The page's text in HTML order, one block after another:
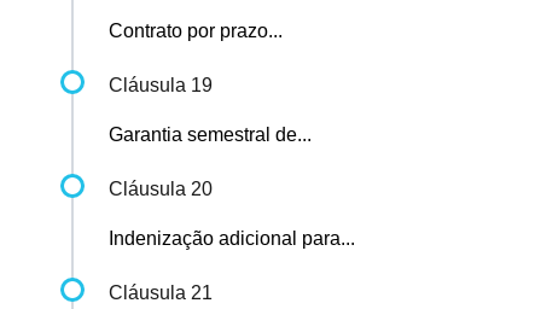
Contrato por prazo...
Cláusula 19
Garantia semestral de...
Cláusula 20
Indenização adicional para...
Cláusula 21